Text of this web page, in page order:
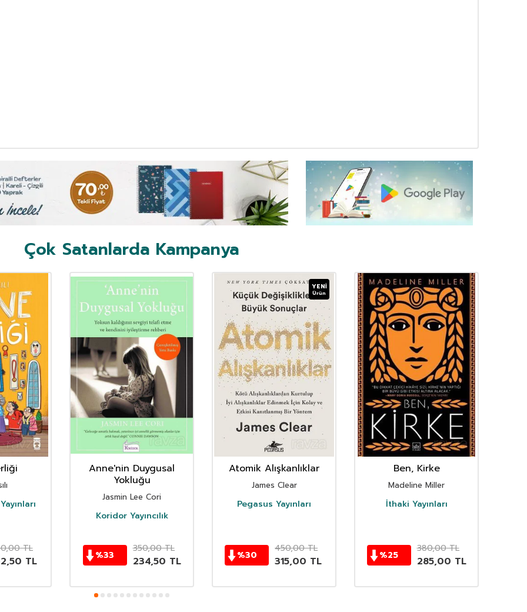
Çok Satanlarda Kampanya
TL
TL
Anne'nin Duygusal
Yokluğu
Jasmin Lee Cori
Koridor Yayıncılık
%33
350,00TL
234,50 TL
YENI
Ürün
Atomik Alışkanlıklar
James Clear
Pegasus Yayınları
%30
450,00TL
315,00 TL
Ben, Kirke
Madeline Miller
İthaki Yayınları
%25
380,00TL
285,00 TL